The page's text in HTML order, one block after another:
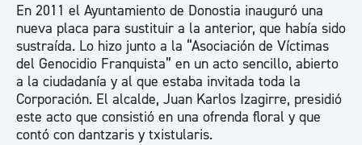
En 2011 el Ayuntamiento de Donostia inauguró una
nueva placa para sustituir a la anterior, que había sido
sustraída. Lo hizo junto a la “Asociación de Víctimas
del Genocidio Franquista” en un acto sencillo, abierto
a la ciudadanía y al que estaba invitada toda la
Corporación. El alcalde, Juan Karlos Izagirre, presidió
este acto que consistió en una ofrenda floral y que
contó con dantzaris y txistularis.